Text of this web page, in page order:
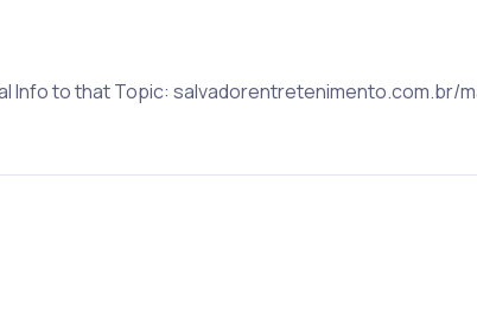
Info to that Topic: